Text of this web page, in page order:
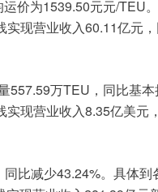
运价为1539.50元元/TEU
实现营业收入60.11亿元
557.59万TEU ，同比基
实现营业收入8.35亿美元
同比减少43.24%。 具体到